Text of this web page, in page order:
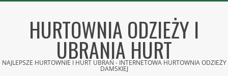
HURTOWNIA ODZIEŻY I
UBRANIA HURT
NAJLEPSZE HURTOWNIE I HURT UBRAŃ - INTERNETOWA HURTOWNIA ODZIEŻY
DAMSKIEJ